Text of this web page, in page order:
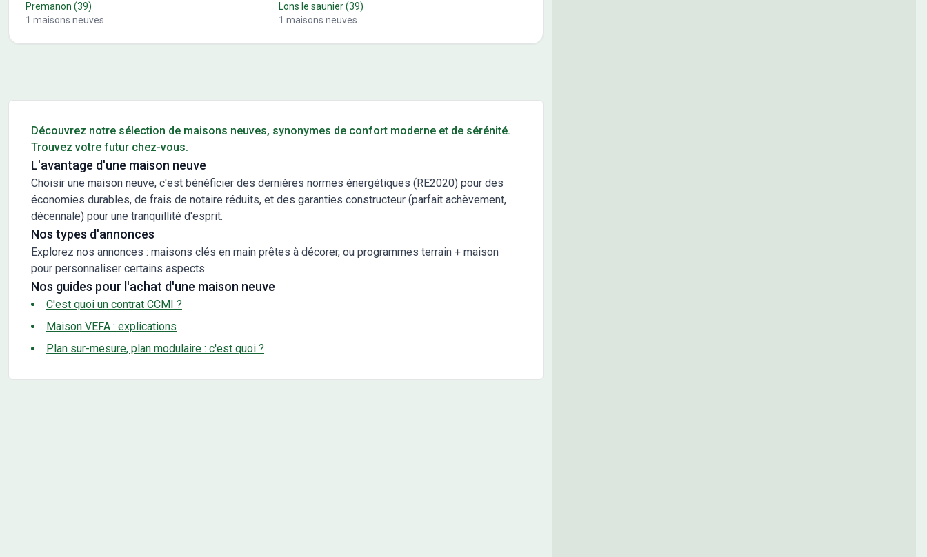
Premanon (39)
1 maisons neuves
Lons le saunier(39)
1 maisons neuves
Découvrez notre sélection de maisons neuves, synonymes de confort moderne et de sérénité.
Trouvez votre futur chez-vous.
L'avantage d'une maison neuve
Choisir une maison neuve, c'est bénéficier des dernières normes énergétiques (RE2020) pour des
économies durables, de frais de notaire réduits, et des garanties constructeur (parfait achèvement,
décennale) pour une tranquillité d'esprit.
Nos types d'annonces
Explorez nos annonces : maisons clés en main prêtes à décorer, ou programmes terrain + maison
pour personnaliser certains aspects.
Nos guides pour l'achat d'une maison neuve
C'est quoi un contrat CCMI ?
Maison VEFA : explications
Plan sur-mesure, plan modulaire : c'est quoi ?